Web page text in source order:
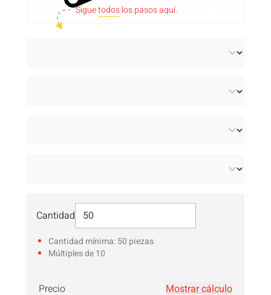
Cantidad Seleccionar Cantidad
Cantidad mínima: 50 piezas
Múltiples de 10
Siguetodoslos pasos aquí.
Precio
Mostrar cálculo